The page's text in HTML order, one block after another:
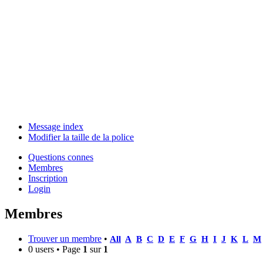
Message index
Modifier la taille de la police
Questions connes
Membres
Inscription
Login
Membres
Trouver un membre • All A B C D E F G H I J K L M
0 users • Page 1 sur 1